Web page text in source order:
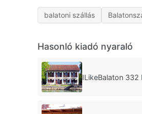
balatoni szállás
Hasonló kiadó nyaraló
ILikeBalaton 332